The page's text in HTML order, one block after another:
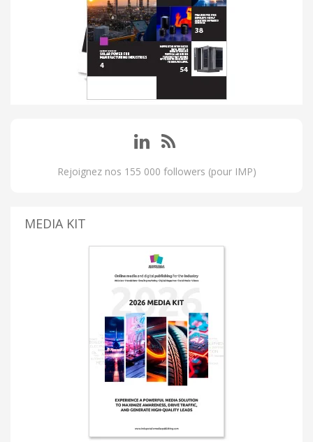
Rejoignez nos 155 000 followers (pour IMP)
MEDIA KIT